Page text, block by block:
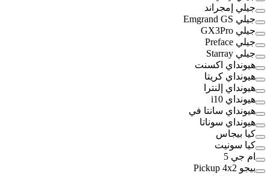
جيلي إمجراند
جيلي Emgrand GS
جيلي GX3Pro
جيلي Preface
جيلي Starray
هيونداي اكسنت
هيونداي كريتا
هيونداي إلنترا
هيونداي i10
هيونداي سانتا في
هيونداي سوناتا
كيا بيجاس
كيا سونيت
ام جي 5
بيجو Pickup 4x2